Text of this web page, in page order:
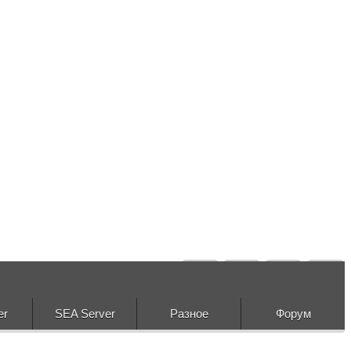
SEA Server Разное Форум